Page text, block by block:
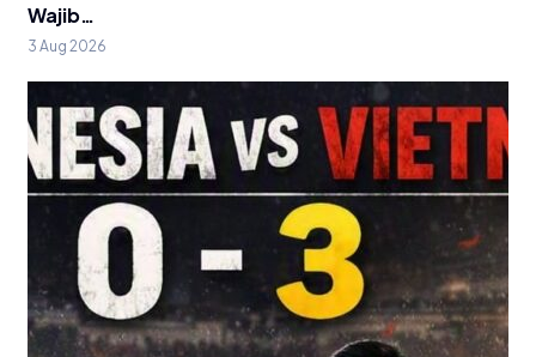
Wajib…
3 Aug 2026